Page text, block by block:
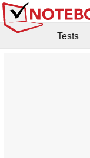
Tests